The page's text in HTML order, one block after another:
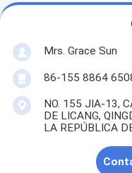
Mrs. Grace Sun
86-155 8864
NO. 155 JIA-13,
DE LICANG,
LA REPÚBLICA